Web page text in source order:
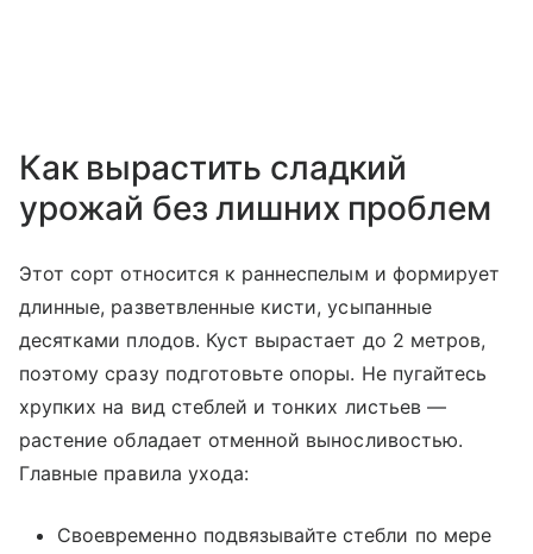
Как вырастить сладкий
урожай без лишних проблем
Этот сорт относится к раннеспелым и формирует
длинные, разветвленные кисти, усыпанные
десятками плодов. Куст вырастает до 2 метров,
поэтому сразу подготовьте опоры. Не пугайтесь
хрупких на вид стеблей и тонких листьев —
растение обладает отменной выносливостью.
Главные правила ухода:
Своевременно подвязывайте стебли по мере